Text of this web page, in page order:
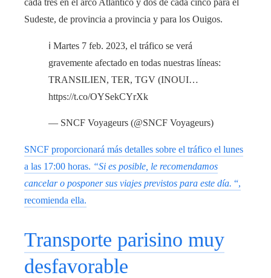
cada tres en el arco Atlántico y dos de cada cinco para el
Sudeste, de provincia a provincia y para los Ouigos.
ℹ️ Martes 7 feb. 2023, el tráfico se verá
gravemente afectado en todas nuestras líneas:
TRANSILIEN, TER, TGV (INOUI…
https://t.co/OYSekCYrXk
— SNCF Voyageurs (@SNCF Voyageurs)
SNCF proporcionará más detalles sobre el tráfico el lunes
a las 17:00 horas. “Si es posible, le recomendamos
cancelar o posponer sus viajes previstos para este día. “,
recomienda ella.
Transporte parisino muy
desfavorable